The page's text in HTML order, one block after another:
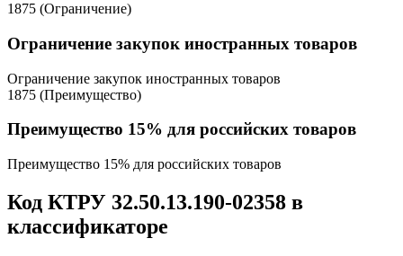
1875 (Ограничение)
Ограничение закупок иностранных товаров
Ограничение закупок иностранных товаров
1875 (Преимущество)
Преимущество 15% для российских товаров
Преимущество 15% для российских товаров
Код КТРУ 32.50.13.190-02358 в
классификаторе